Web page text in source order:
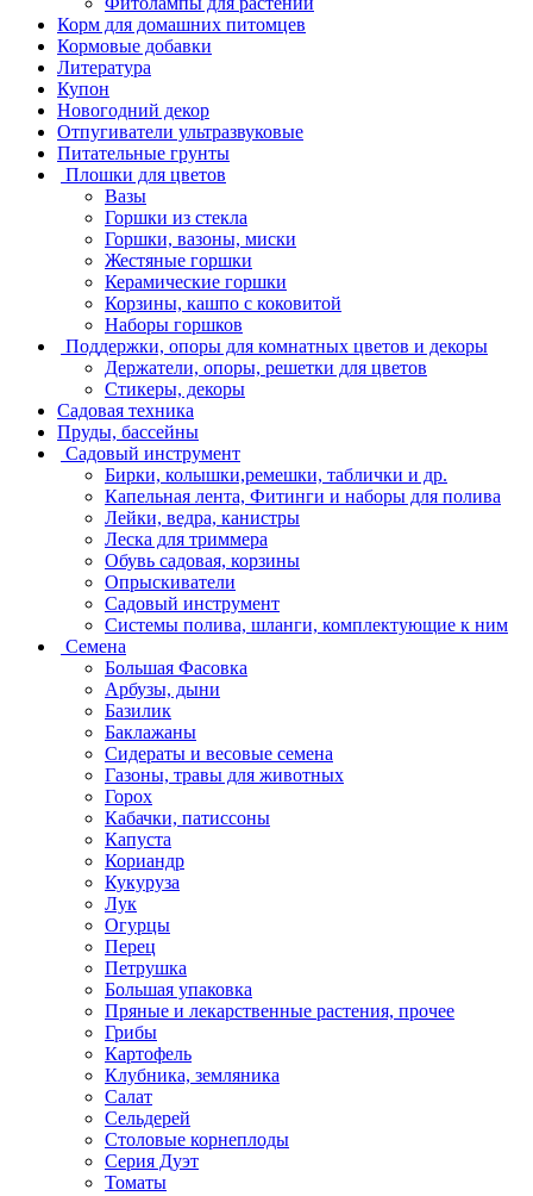
Корм для домашних питомцев
Кормовые добавки
Литература
Купон
Новогодний декор
Отпугиватели ультразвуковые
Питательные грунты
Плошки для цветов
Вазы
Горшки из стекла
Горшки, вазоны, миски
Жестяные горшки
Керамические горшки
Корзины, кашпо с коковитой
Наборы горшков
Поддержки, опоры для комнатных цветов и декоры
Держатели, опоры, решетки для цветов
Стикеры, декоры
Садовая техника
Пруды, бассейны
Садовый инструмент
Бирки, колышки,ремешки, таблички и др.
Капельная лента, Фитинги и наборы для полива
Лейки, ведра, канистры
Леска для триммера
Обувь садовая, корзины
Опрыскиватели
Садовый инструмент
Системы полива, шланги, комплектующие к ним
Семена
Большая Фасовка
Арбузы, дыни
Базилик
Баклажаны
Сидераты и весовые семена
Газоны, травы для животных
Горох
Кабачки, патиссоны
Капуста
Кориандр
Кукуруза
Лук
Огурцы
Перец
Петрушка
Большая упаковка
Пряные и лекарственные растения, прочее
Грибы
Картофель
Клубника, земляника
Салат
Сельдерей
Столовые корнеплоды
Серия Дуэт
Томаты